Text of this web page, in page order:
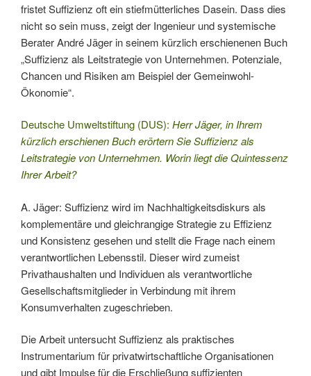
fristet Suffizienz oft ein stiefmütterliches Dasein. Dass dies
nicht so sein muss, zeigt der Ingenieur und systemische
Berater André Jäger in seinem kürzlich erschienenen Buch
„Suffizienz als Leitstrategie von Unternehmen. Potenziale,
Chancen und Risiken am Beispiel der Gemeinwohl-
Ökonomie“.
Deutsche Umweltstiftung (DUS): Herr Jäger, in Ihrem
kürzlich erschienen Buch erörtern Sie Suffizienz als
Leitstrategie von Unternehmen. Worin liegt die Quintessenz
Ihrer Arbeit?
A. Jäger: Suffizienz wird im Nachhaltigkeitsdiskurs als
komplementäre und gleichrangige Strategie zu Effizienz
und Konsistenz gesehen und stellt die Frage nach einem
verantwortlichen Lebensstil. Dieser wird zumeist
Privathaushalten und Individuen als verantwortliche
Gesellschaftsmitglieder in Verbindung mit ihrem
Konsumverhalten zugeschrieben.
Die Arbeit untersucht Suffizienz als praktisches
Instrumentarium für privatwirtschaftliche Organisationen
und gibt Impulse für die Erschließung suffizienten